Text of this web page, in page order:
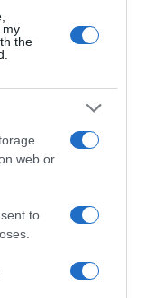
my
the
web or
to